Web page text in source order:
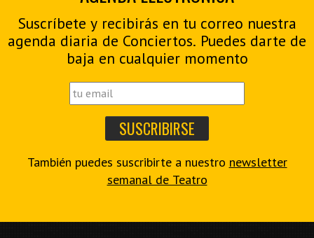
Suscríbete y recibirás en tu correo nuestra
agenda diaria de Conciertos. Puedes darte de
baja en cualquier momento
También puedes suscribirte a nuestro newsletter
semanal de Teatro